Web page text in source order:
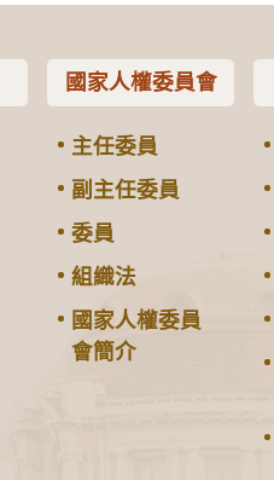
國家人權委員會
主任委員
副主任委員
委員
組織法
國家人權委員
會簡介